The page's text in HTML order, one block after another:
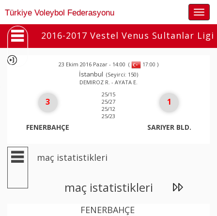
Türkiye Voleybol Federasyonu
2016-2017 Vestel Venus Sultanlar Ligi
23 Ekim 2016 Pazar - 14:00 ( 17:00 )
İstanbul (Seyirci: 150)
DEMIROZ R. - AYATA E.
3
FENERBAHÇE
25/15
25/27
25/12
25/23
1
SARIYER BLD.
maç istatistikleri
maç istatistikleri
FENERBAHÇE